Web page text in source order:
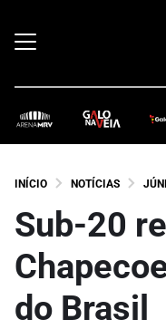
INÍCIO NOTÍCIAS
Sub-20
do Brasil